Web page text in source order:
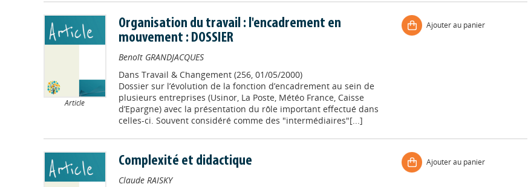
Article
Organisation du travail : l'encadrement en
mouvement : DOSSIER
Benoît GRANDJACQUES
Dans Travail & Changement (256, 01/05/2000)
Dossier sur l’évolution de la fonction d’encadrement au sein de
plusieurs entreprises (Usinor, La Poste, Météo France, Caisse
d’Epargne) avec la présentation du rôle important effectué dans
celles-ci. Souvent considéré comme des "intermédiaires"[...]
Ajouter au panier
Complexité et didactique
Claude RAISKY
Ajouter au panier